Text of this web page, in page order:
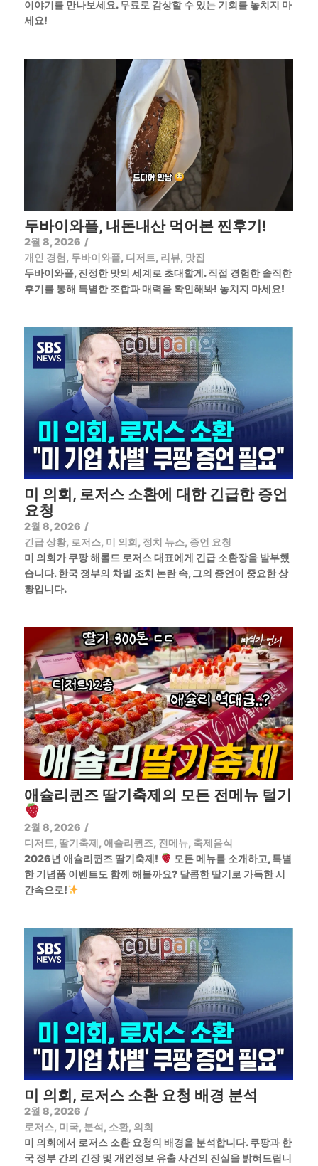
이야기를 만나보세요. 무료로 감상할 수 있는 기회를 놓치지 마
세요!
두바이와플, 내돈내산 먹어본 찐후기!
2월 8, 2026 /
개인 경험, 두바이와플, 디저트, 리뷰, 맛집
두바이와플, 진정한 맛의 세계로 초대할게. 직접 경험한 솔직한
후기를 통해 특별한 조합과 매력을 확인해봐! 놓치지 마세요!
미 의회, 로저스 소환에 대한 긴급한 증언
요청
2월 8, 2026 /
긴급 상황, 로저스, 미 의회, 정치 뉴스, 증언 요청
미 의회가 쿠팡 해롤드 로저스 대표에게 긴급 소환장을 발부했
습니다. 한국 정부의 차별 조치 논란 속, 그의 증언이 중요한 상
황입니다.
애슐리퀸즈 딸기축제의 모든 전메뉴 털기
2월 8, 2026 /
디저트, 딸기축제, 애슐리퀸즈, 전메뉴, 축제음식
2026년 애슐리퀸즈 딸기축제!
모든 메뉴를 소개하고, 특별
한 기념품 이벤트도 함께 해볼까요? 달콤한 딸기로 가득한 시
간속으로!
미 의회, 로저스 소환 요청 배경 분석
2월 8, 2026 /
로저스, 미국, 분석, 소환, 의회
미 의회에서 로저스 소환 요청의 배경을 분석합니다. 쿠팡과 한
국 정부 간의 긴장 및 개인정보 유출 사건의 진실을 밝혀드립니